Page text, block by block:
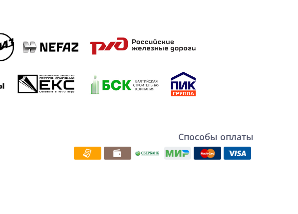
Способы оплаты